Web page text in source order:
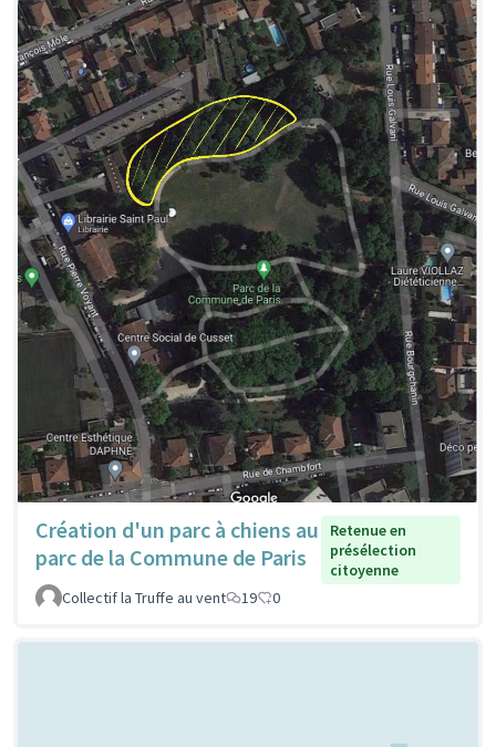
Création d'un parc à chiens au
parc de la Commune de Paris
Retenue en
présélection
citoyenne
Collectif la Truffe au vent
19 0